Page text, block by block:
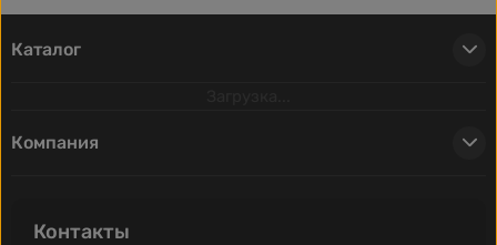
Каталог
Компания
Контакты